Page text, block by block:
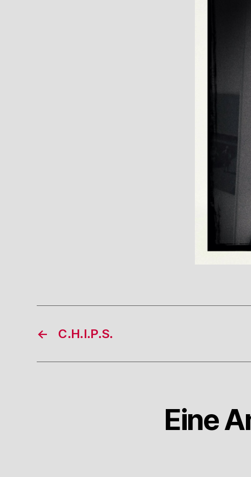
← C.H.I.P.S.
Eine